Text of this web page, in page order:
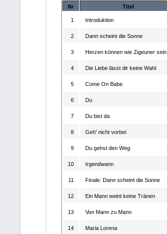
Nr Titel
1 Introduktion
2 Dann scheint die Sonne
3 Herzen können wie Zigeuner sein
4 Die Liebe lässt dir keine Wahl
5 Come On Babe
6 Du
7 Du bist da
8 Geh' nicht vorbei
9 Du gehst den Weg
10 Irgendwann
11 Finale: Dann scheint die Sonne
12 Ein Mann weint keine Tränen
13 Von Mann zu Mann
14 Maria Lorena